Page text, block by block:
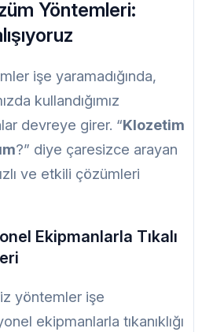
Yöntemleri:
işe yaramadığında,
kullandığımız
devreye girer. “Klozetim
?” diye çaresizce arayan
ve etkili çözümleri
Ekipmanlarla Tıkalı
yöntemler işe
ekipmanlarla tıkanıklığı